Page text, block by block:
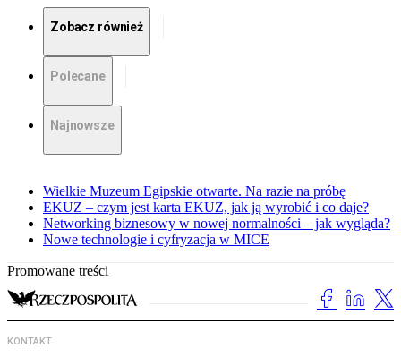
Zobacz również
Polecane
Najnowsze
Wielkie Muzeum Egipskie otwarte. Na razie na próbę
EKUZ – czym jest karta EKUZ, jak ją wyrobić i co daje?
Networking biznesowy w nowej normalności – jak wygląda?
Nowe technologie i cyfryzacja w MICE
Promowane treści
KONTAKT